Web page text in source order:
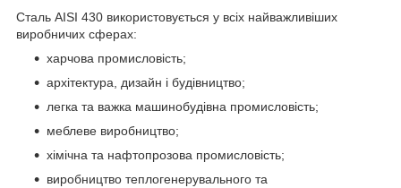
Сталь AISI 430 використовується у всіх найважливіших
виробничих сферах:
харчова промисловість;
архітектура, дизайн і будівництво;
легка та важка машинобудівна промисловість;
меблеве виробництво;
хімічна та нафтопрозова промисловість;
виробництво теплогенерувального та